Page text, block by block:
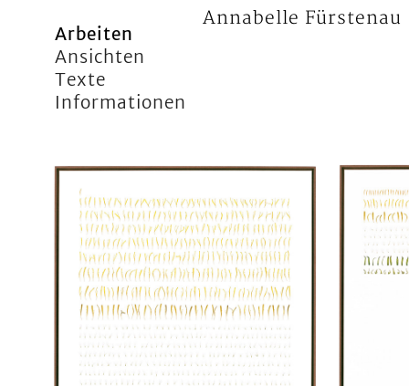
Arbeiten
Ansichten
Texte
Informationen
Annabelle Fürstenau